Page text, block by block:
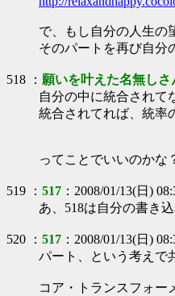
で、もし自分の人生の
そのパートを再び自分
518 ： 願いを叶えた名無しさ
自分の中に統合されて
統合されてれば、統率
ってことでいいのかな
519 ： 517 ：2008/01/13(日)
あ、518は自分の書き込
520 ： 517 ：2008/01/13(日)
パート、という考えで
コア・トランスフォ